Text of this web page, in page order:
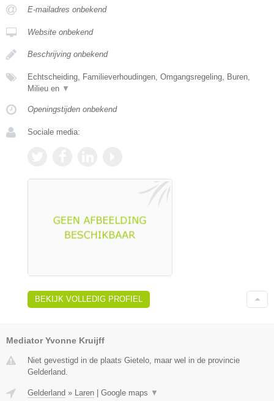
E-mailadres onbekend
Website onbekend
Beschrijving onbekend
Echtscheiding, Familieverhoudingen, Omgangsregeling, Buren,
Milieu en ▼
Openingstijden onbekend
Sociale media:
BEKIJK VOLLEDIG PROFIEL
Mediator Yvonne Kruijff
Niet gevestigd in de plaats Gietelo, maar wel in de provincie
Gelderland.
Gelderland » Laren Google maps ▼